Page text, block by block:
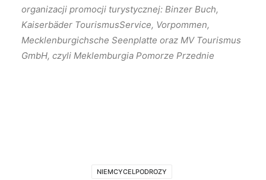
organizacji promocji turystycznej: Binzer Buch,
Kaiserbäder TourismusService, Vorpommen,
Mecklenburgichsche Seenplatte oraz MV Tourismus
GmbH, czyli Meklemburgia Pomorze Przednie
NIEMCYCELPODROZY